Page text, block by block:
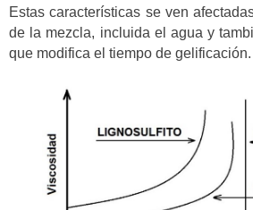
Estas características se ven
de la mezcla, incluida el agua y
que modifica el tiempo de gelificación.